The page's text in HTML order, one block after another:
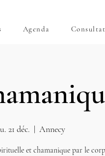
Agenda
21 déc.
  |
Annecy
et chamanique par le